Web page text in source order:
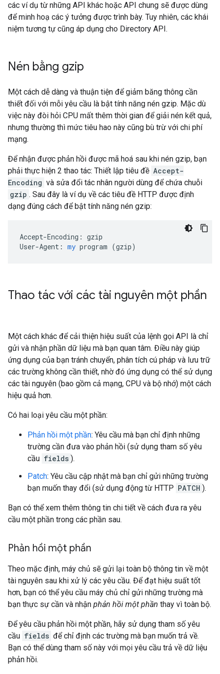
các ví dụ từ những API khác hoặc API chung sẽ được dùng
để minh hoạ các ý tưởng được trình bày. Tuy nhiên, các khái
niệm tương tự cũng áp dụng cho Directory API.
Nén bằng gzip
Một cách dễ dàng và thuận tiện để giảm băng thông cần
thiết đối với mỗi yêu cầu là bật tính năng nén gzip. Mặc dù
việc này đòi hỏi CPU mất thêm thời gian để giải nén kết quả,
nhưng thường thì mức tiêu hao này cũng bù trừ với chi phí
mạng.
Để nhận được phản hồi được mã hoá sau khi nén gzip, bạn
phải thực hiện 2 thao tác: Thiết lập tiêu đề Accept-
Encoding và sửa đổi tác nhân người dùng để chứa chuỗi
gzip . Sau đây là ví dụ về các tiêu đề HTTP được định
dạng đúng cách để bật tính năng nén gzip:
Accept-Encoding: gzip
User-Agent: my program (gzip)
Thao tác với các tài nguyên một phần
Một cách khác để cải thiện hiệu suất của lệnh gọi API là chỉ
gửi và nhận phần dữ liệu mà bạn quan tâm. Điều này giúp
ứng dụng của bạn tránh chuyển, phân tích cú pháp và lưu trữ
các trường không cần thiết, nhờ đó ứng dụng có thể sử dụng
các tài nguyên (bao gồm cả mạng, CPU và bộ nhớ) một cách
hiệu quả hơn.
Có hai loại yêu cầu một phần:
Phản hồi một phần: Yêu cầu mà bạn chỉ định những
trường cần đưa vào phản hồi (sử dụng tham số yêu
cầu fields ).
Patch: Yêu cầu cập nhật mà bạn chỉ gửi những trường
bạn muốn thay đổi (sử dụng động từ HTTP PATCH ).
Bạn có thể xem thêm thông tin chi tiết về cách đưa ra yêu
cầu một phần trong các phần sau.
Phản hồi một phần
Theo mặc định, máy chủ sẽ gửi lại toàn bộ thông tin về một
tài nguyên sau khi xử lý các yêu cầu. Để đạt hiệu suất tốt
hơn, bạn có thể yêu cầu máy chủ chỉ gửi những trường mà
bạn thực sự cần và nhận phản hồi một phần thay vì toàn bộ.
Để yêu cầu phản hồi một phần, hãy sử dụng tham số yêu
cầu fields để chỉ định các trường mà bạn muốn trả về.
Bạn có thể dùng tham số này với mọi yêu cầu trả về dữ liệu
phản hồi.